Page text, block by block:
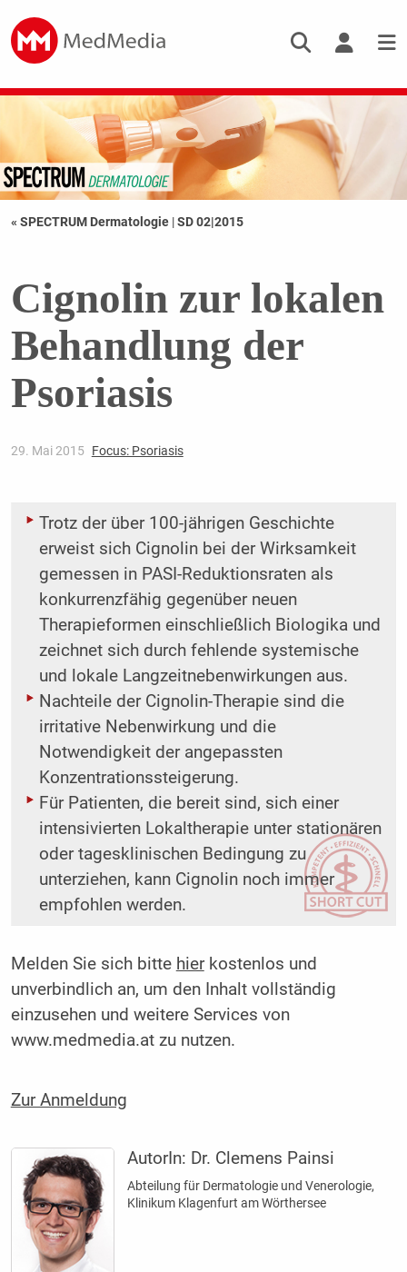
« SPECTRUM Dermatologie |SD 02|2015
Cignolin zur lokalen
Behandlung der
Psoriasis
29. Mai 2015 Focus: Psoriasis
Trotz der über 100-jährigen Geschichte
erweist sich Cignolin bei der Wirksamkeit
gemessen in PASI-Reduktionsraten als
konkurrenzfähig gegenüber neuen
Therapieformen einschließlich Biologika und
zeichnet sich durch fehlende systemische
und lokale Langzeitnebenwirkungen aus.
Nachteile der Cignolin-Therapie sind die
irritative Nebenwirkung und die
Notwendigkeit der angepassten
Konzentrationssteigerung.
Für Patienten, die bereit sind, sich einer
intensivierten Lokaltherapie unter ­stationären
oder tagesklinischen Bedingung zu
unterziehen, kann Cignolin noch immer
empfohlen werden.
Melden Sie sich bitte hierkostenlos und
unverbindlich an, um den Inhalt vollständig
einzusehen und weitere Services von
www.medmedia.at zu nutzen.
Zur Anmeldung
AutorIn: Dr. Clemens Painsi
Abteilung für Dermatologie und Venerologie,
Klinikum Klagenfurt am Wörthersee